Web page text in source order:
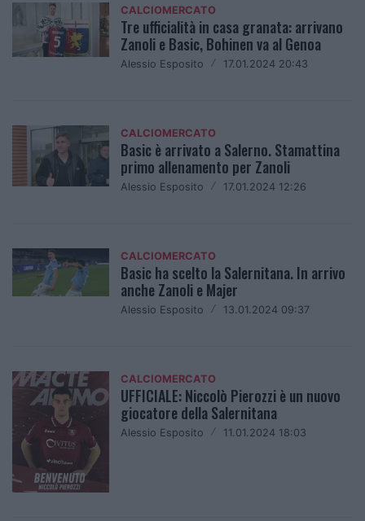
CALCIOMERCATO
Tre ufficialità in casa granata: arrivano
Zanoli e Basic, Bohinen va al Genoa
Alessio Esposito / 17.01.2024 20:43
CALCIOMERCATO
Basic è arrivato a Salerno. Stamattina
primo allenamento per Zanoli
Alessio Esposito / 17.01.2024 12:26
CALCIOMERCATO
Basic ha scelto la Salernitana. In arrivo
anche Zanoli e Majer
Alessio Esposito / 13.01.2024 09:37
CALCIOMERCATO
UFFICIALE: Niccolò Pierozzi è un nuovo
giocatore della Salernitana
Alessio Esposito / 11.01.2024 18:03